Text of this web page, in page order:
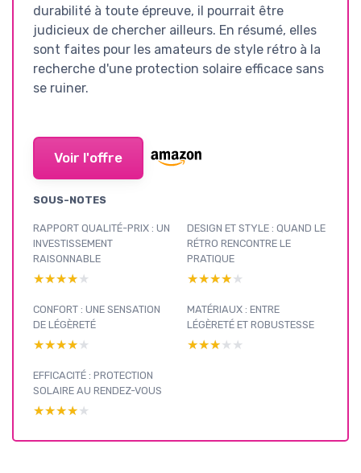
durabilité à toute épreuve, il pourrait être
judicieux de chercher ailleurs. En résumé, elles
sont faites pour les amateurs de style rétro à la
recherche d'une protection solaire efficace sans
se ruiner.
Voir l'offre
SOUS-NOTES
RAPPORT QUALITÉ-PRIX : UN
INVESTISSEMENT
RAISONNABLE
★★★★★
★★★★★
DESIGN ET STYLE : QUAND LE
RÉTRO RENCONTRE LE
PRATIQUE
★★★★★
★★★★★
CONFORT : UNE SENSATION
DE LÉGÈRETÉ
★★★★★
★★★★★
MATÉRIAUX : ENTRE
LÉGÈRETÉ ET ROBUSTESSE
★★★★★
★★★★★
EFFICACITÉ : PROTECTION
SOLAIRE AU RENDEZ-VOUS
★★★★★
★★★★★